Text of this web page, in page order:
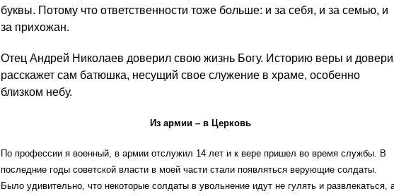
буквы. Потому что ответственности тоже больше: и за себя, и за семью, и
за прихожан.
Отец Андрей Николаев доверил свою жизнь Богу. Историю веры и
расскажет сам батюшка, несущий свое служение в храме, особенно
близком небу.
Из армии – в Церковь
По профессии я военный, в армии отслужил 14 лет и к вере пришел во время службы. В
последние годы советской власти в моей части стали появляться верующие солдаты.
Было удивительно, что некоторые солдаты в увольнение идут не гулять и развлекаться,